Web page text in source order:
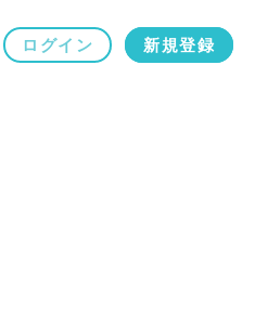
ログイン 新規登録